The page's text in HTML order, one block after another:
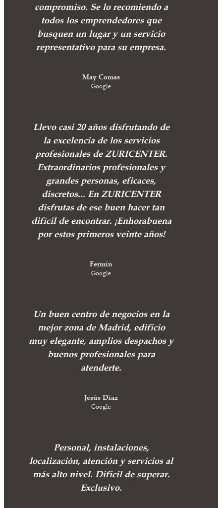
compromiso. Se lo recomiendo a
todos los emprendedores que
busquen un lugar y un servicio
representativo para su empresa.
May Comas
Google
Llevo casi 20 años disfrutando de
la excelencia de los servicios
profesionales de ZURICENTER.
Extraordinarios profesionales y
grandes personas, eficaces,
discretos... En ZURICENTER
disfrutas de ese buen hacer tan
difícil de encontrar. ¡Enhorabuena
por estos primeros veinte años!
Fermín
Google
Un buen centro de negocios en la
mejor zona de Madrid, edificio
muy elegante, amplios despachos y
buenos profesionales para
atenderte.
Jesús Díaz
Google
Personal, instalaciones,
localización, atención y servicios al
más alto nivel. Dificil de superar.
Exclusivo.